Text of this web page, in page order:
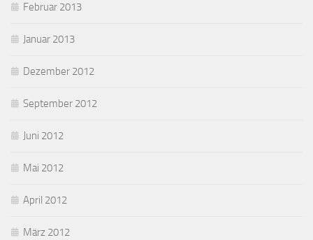
Februar 2013
Januar 2013
Dezember 2012
September 2012
Juni 2012
Mai 2012
April 2012
März 2012